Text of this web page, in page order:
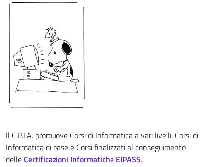
Il C.P.I.A. promuove Corsi di Informatica a vari livelli: Corsi di
Informatica di base e Corsi finalizzati al conseguimento
delleCertificazioni Informatiche EIPASS.